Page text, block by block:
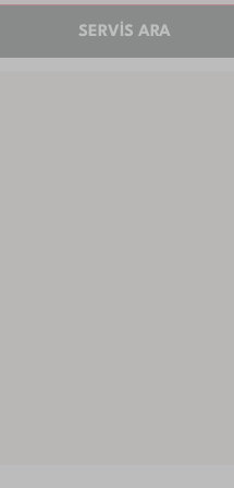
SERVİS ARA